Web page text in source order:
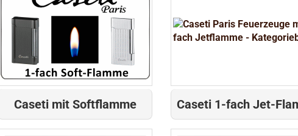
Caseti mit Softflamme Caseti 1-fach Jet-